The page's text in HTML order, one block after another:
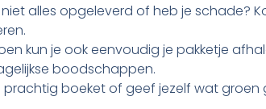
alles opgeleverd of heb je schade?
kun je ook eenvoudig je pakketje
boodschappen.
boeket of geef jezelf wat groen